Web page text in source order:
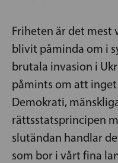
Friheten är det mest
blivit påminda om i
brutala invasion i
påmints om att
Demokrati,
rättsstatsprincipen
slutändan handlar
som bor i vårt fina